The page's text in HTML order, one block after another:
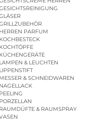
HERREN PARFUM
KOCHBESTECK
KOCHTÖPFE
KÜCHENGERÄTE
LAMPEN & LEUCHTEN
LIPPENSTIFT
MESSER & SCHNEIDWAREN
NAGELLACK
PEELING
PORZELLAN
RAUMDÜFTE & RAUMSPRAY